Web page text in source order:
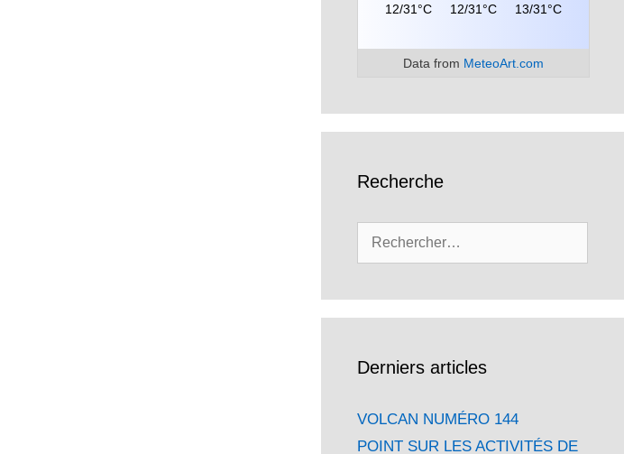
12/31°C 12/31°C 13/31°C
Data from MeteoArt.com
Recherche
Derniers articles
VOLCAN NUMÉRO 144
POINT SUR LES ACTIVITÉS DE